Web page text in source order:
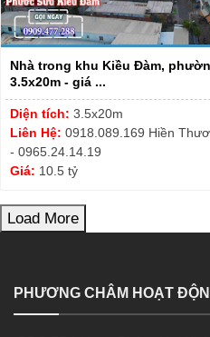
Nhà trong khu Kiều Đàm,
3.5x20m - giá ...
Diện tích: 3.5x20m
Liên Hệ: 0918.089.169 Hiền
- 0965.24.14.19
Giá: 10.5 tỷ
Load More
PHƯƠNG CHÂM HOẠT